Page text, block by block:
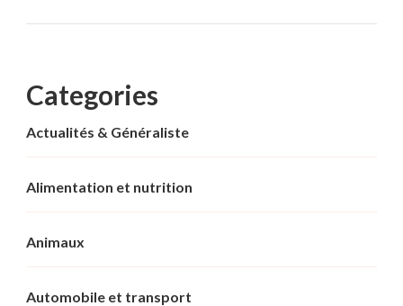
Categories
Actualités & Généraliste
Alimentation et nutrition
Animaux
Automobile et transport